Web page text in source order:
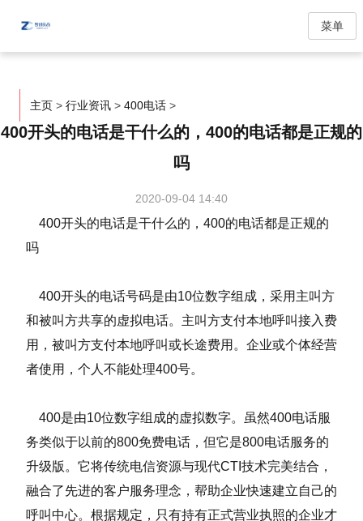
菜单
主页 > 行业资讯 > 400电话 >
400开头的电话是干什么的，400的电话都是正规的
吗
2020-09-04 14:40
400开头的电话是干什么的，400的电话都是正规的
吗
400开头的电话号码是由10位数字组成，采用主叫方
和被叫方共享的虚拟电话。主叫方支付本地呼叫接入费
用，被叫方支付本地呼叫或长途费用。企业或个体经营
者使用，个人不能处理400号。
400是由10位数字组成的虚拟数字。虽然400电话服
务类似于以前的800免费电话，但它是800电话服务的
升级版。它将传统电信资源与现代CTI技术完美结合，
融合了先进的客户服务理念，帮助企业快速建立自己的
呼叫中心。根据规定，只有持有正式营业执照的企业才